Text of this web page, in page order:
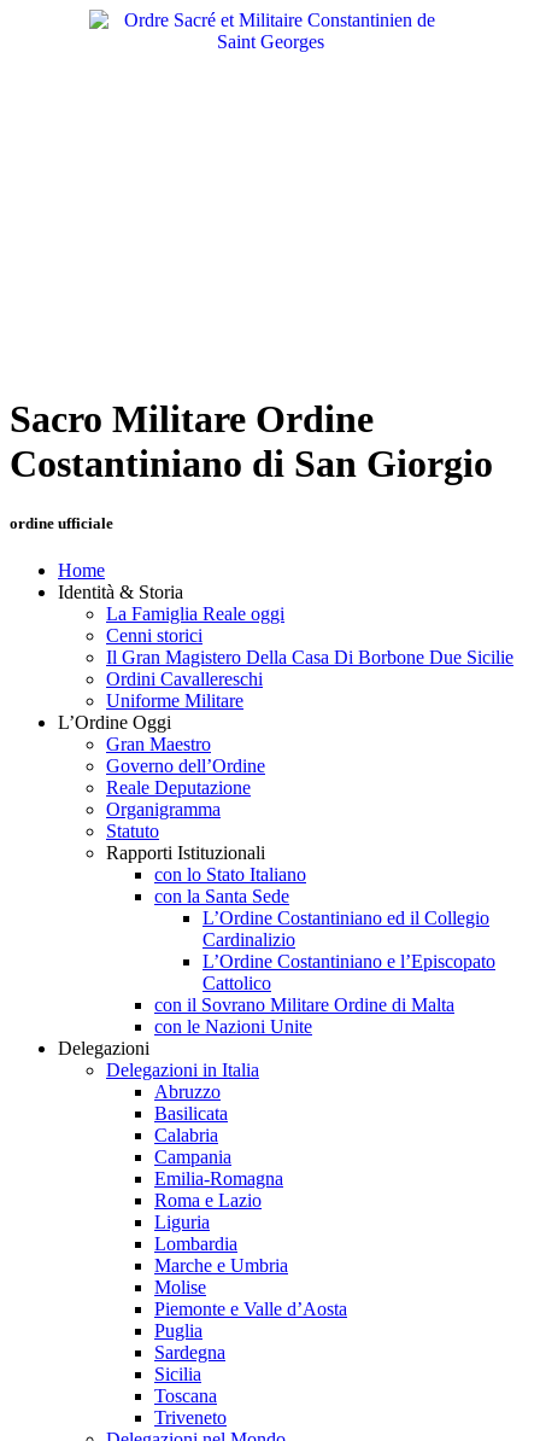
Sacro Militare Ordine
Costantiniano di San Giorgio
ordine ufficiale
Home
Identità & Storia
La Famiglia Reale oggi
Cenni storici
Il Gran Magistero Della Casa Di Borbone Due Sicilie
Ordini Cavallereschi
Uniforme Militare
L’Ordine Oggi
Gran Maestro
Governo dell’Ordine
Reale Deputazione
Organigramma
Statuto
Rapporti Istituzionali
con lo Stato Italiano
con la Santa Sede
L’Ordine Costantiniano ed il Collegio
Cardinalizio
L’Ordine Costantiniano e l’Episcopato
Cattolico
con il Sovrano Militare Ordine di Malta
con le Nazioni Unite
Delegazioni
Delegazioni in Italia
Abruzzo
Basilicata
Calabria
Campania
Emilia-Romagna
Roma e Lazio
Liguria
Lombardia
Marche e Umbria
Molise
Piemonte e Valle d’Aosta
Puglia
Sardegna
Sicilia
Toscana
Triveneto